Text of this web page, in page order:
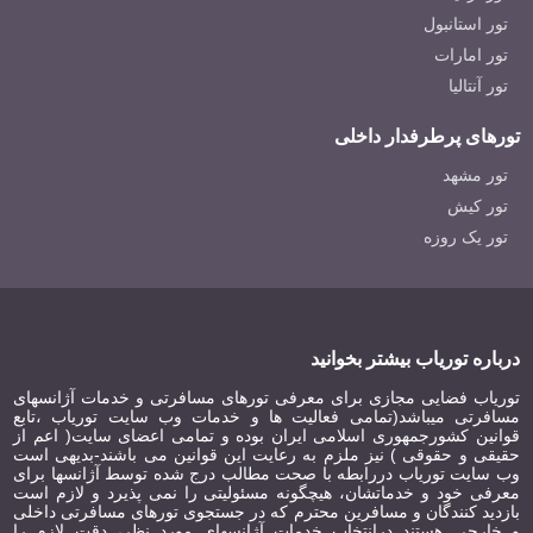
دره وردون فرانسه (رودخانه فیروزه ای)
اوتلت دهکده لا والی پاریس (بوتیک های لوکس تخفیف دار)
پونت نوف (قدیمی ترین پل پاریس)
میدان وندوم پاریس(بهترین جواهرسازان دنیا)
مرکز فرهنگی ژرژ پمپیدو پاریس (میراث فرهنگی پاریس)
باغ لوکزامبورگ پاریس (زیباترین باغ پاریس)
کافه دو لاپه (کافه اشرافی پاریس)
تور استانبول
تور امارات
تور آنتالیا
تورهای پرطرفدار داخلی
تور مشهد
تور کیش
تور یک روزه
درباره توریاب بیشتر بخوانید
توریاب فضایی مجازی برای معرفی تورهای مسافرتی و خدمات آژانسهای
مسافرتی میباشد(تمامی فعالیت ها و خدمات وب سایت توریاب ،تابع
قوانین کشورجمهوری اسلامی ایران بوده و تمامی اعضای سایت( اعم از
حقیقی و حقوقی ) نیز ملزم به رعایت این قوانین می باشند-بدیهی است
وب سایت توریاب دررابطه با صحت مطالب درج شده توسط آژانسها برای
معرفی خود و خدماتشان، هیچگونه مسئولیتی را نمی پذیرد و لازم است
بازدید کنندگان و مسافرین محترم که در جستجوی تورهای مسافرتی داخلی